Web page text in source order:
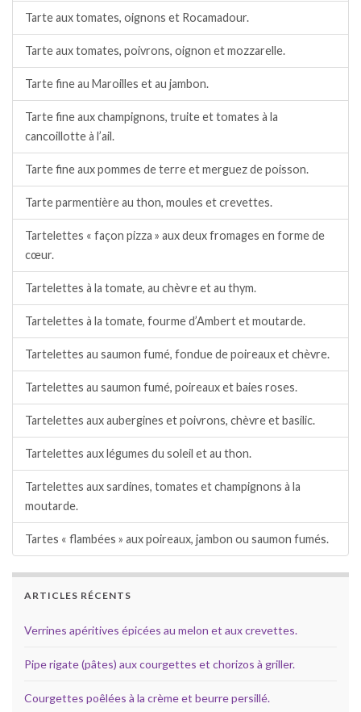
Tarte aux tomates, oignons et Rocamadour.
Tarte aux tomates, poivrons, oignon et mozzarelle.
Tarte fine au Maroilles et au jambon.
Tarte fine aux champignons, truite et tomates à la
cancoillotte à l’ail.
Tarte fine aux pommes de terre et merguez de poisson.
Tarte parmentière au thon, moules et crevettes.
Tartelettes « façon pizza » aux deux fromages en forme de
cœur.
Tartelettes à la tomate, au chèvre et au thym.
Tartelettes à la tomate, fourme d’Ambert et moutarde.
Tartelettes au saumon fumé, fondue de poireaux et chèvre.
Tartelettes au saumon fumé, poireaux et baies roses.
Tartelettes aux aubergines et poivrons, chèvre et basilic.
Tartelettes aux légumes du soleil et au thon.
Tartelettes aux sardines, tomates et champignons à la
moutarde.
Tartes « flambées » aux poireaux, jambon ou saumon fumés.
ARTICLES RÉCENTS
Verrines apéritives épicées au melon et aux crevettes.
Pipe rigate (pâtes) aux courgettes et chorizos à griller.
Courgettes poêlées à la crème et beurre persillé.